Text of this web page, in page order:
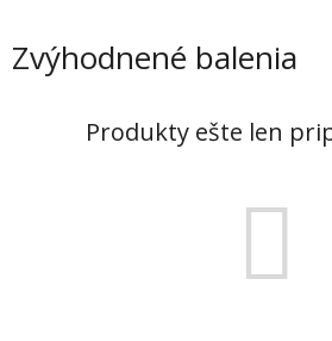
Zvýhodnené balenia
Produkty ešte len